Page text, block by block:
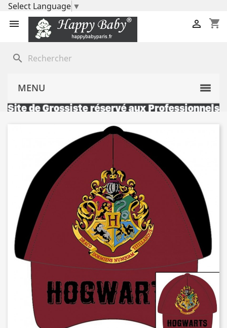
Select Language ▼
 shopping_cart

search
MENU